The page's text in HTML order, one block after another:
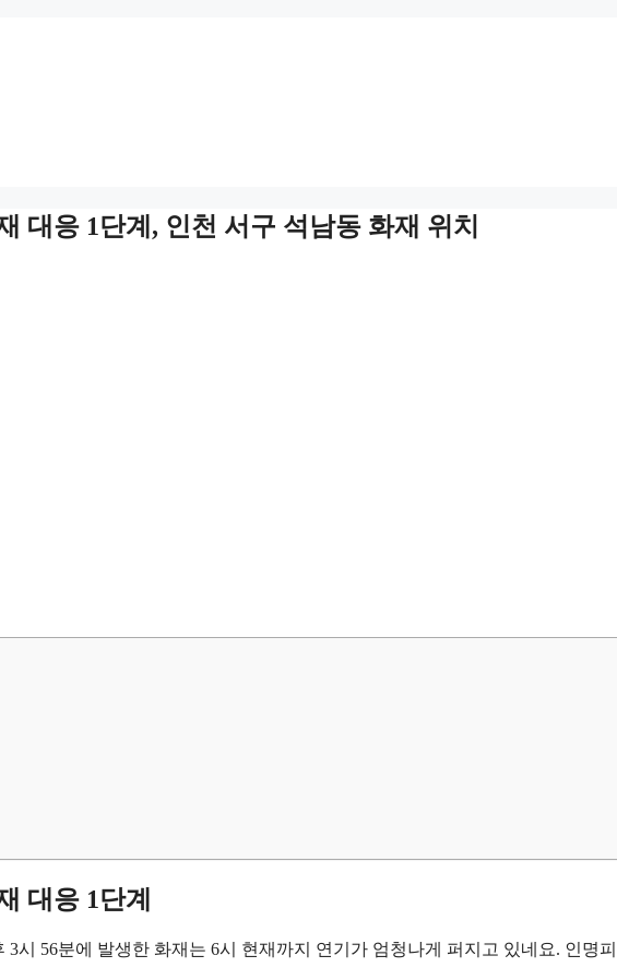
대응 1단계, 인천 서구 석남동 화재 위치
대응 1단계
시 56분에 발생한 화재는 6시 현재까지 연기가 엄청나게 퍼지고 있네요. 인명